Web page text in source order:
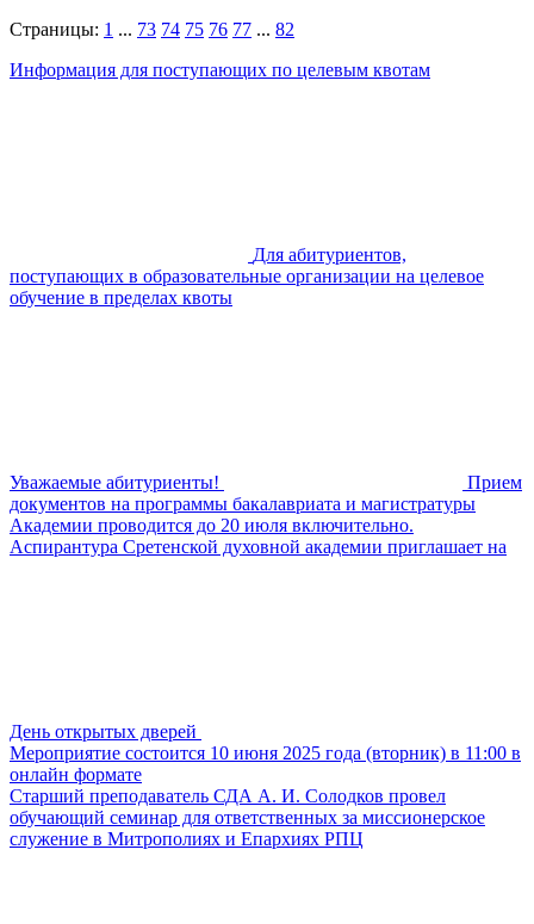
Страницы: 1 ... 73 74 75 76 77 ... 82
Информация для поступающих по целевым квотам
Для абитуриентов,
поступающих в образовательные организации на целевое
обучение в пределах квоты
Уважаемые абитуриенты!
Прием
документов на программы бакалавриата и магистратуры
Академии проводится до 20 июля включительно.
Аспирантура Сретенской духовной академии приглашает на
День открытых дверей
Мероприятие состоится 10 июня 2025 года (вторник) в 11:00 в
онлайн формате
Старший преподаватель СДА А. И. Солодков провел
обучающий семинар для ответственных за миссионерское
служение в Митрополиях и Епархиях РПЦ